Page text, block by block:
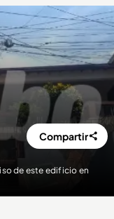
de este edificio en
Compartir